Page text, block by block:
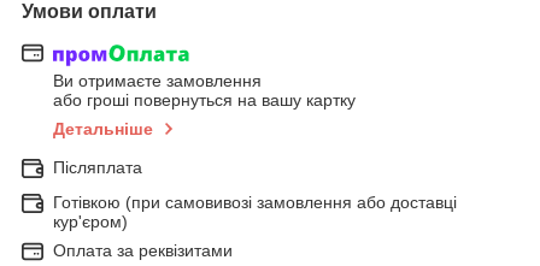
Умови оплати
Ви отримаєте замовлення
або гроші повернуться на вашу картку
Детальніше
Післяплата
Готівкою (при самовивозі замовлення або доставці
кур'єром)
Оплата за реквізитами